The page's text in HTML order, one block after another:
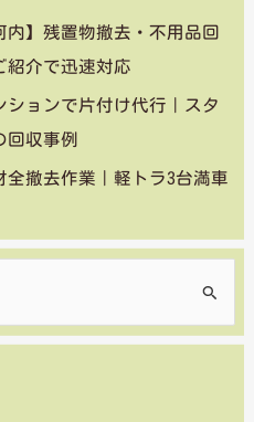
内】残置物撤去・不用品回
紹介で迅速対応
ションで片付け代行｜スタ
回収事例
全撤去作業｜軽トラ3台満車